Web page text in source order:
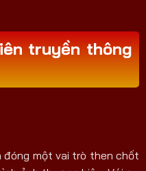
truyền thông
đóng một vai trò then chốt